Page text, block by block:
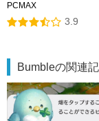
PCMAX
3.9
Bumbleの関連